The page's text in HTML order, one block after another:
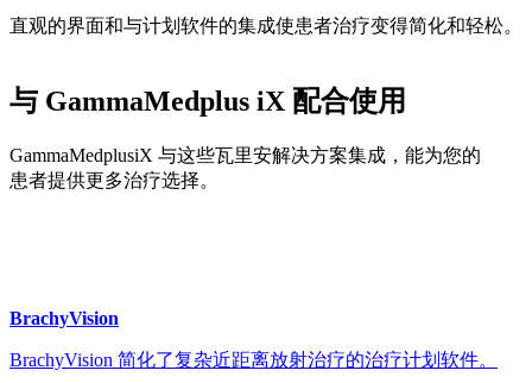
直观的界面和与计划软件的集成使患者治疗变得简化和轻松。
与 GammaMedplus iX 配合使用
GammaMedplusiX 与这些瓦里安解决方案集成，能为您的
患者提供更多治疗选择。
BrachyVision
BrachyVision 简化了复杂近距离放射治疗的治疗计划软件。